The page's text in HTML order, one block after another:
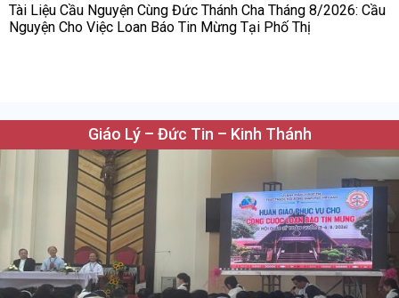
Tài Liệu Cầu Nguyện Cùng Đức Thánh Cha Tháng 8/2026: Cầu
Nguyện Cho Việc Loan Báo Tin Mừng Tại Phố Thị
Giáo Lý – Đức Tin – Kinh Thánh